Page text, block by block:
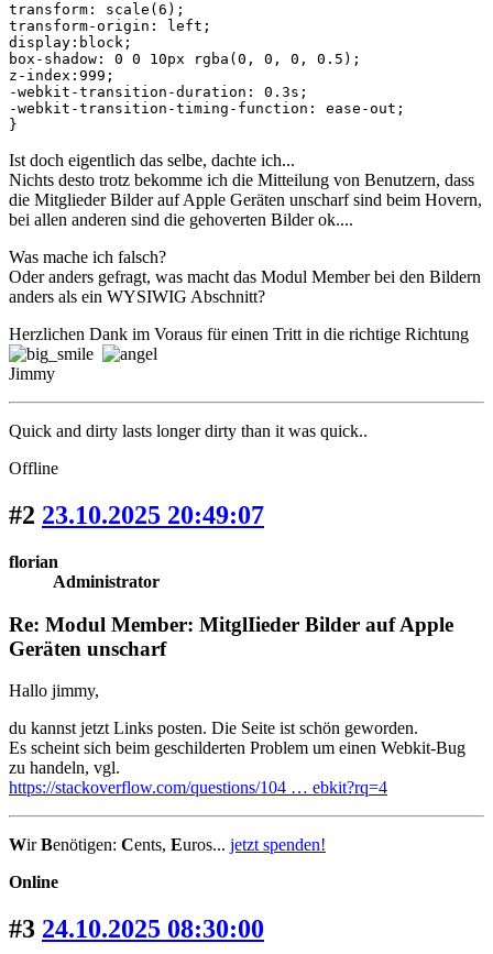
transform: scale(6);
transform-origin: left;
display:block;
box-shadow: 0 0 10px rgba(0, 0, 0, 0.5);
z-index:999;
-webkit-transition-duration: 0.3s;
-webkit-transition-timing-function: ease-out;
}
Ist doch eigentlich das selbe, dachte ich...
Nichts desto trotz bekomme ich die Mitteilung von Benutzern, dass
die Mitglieder Bilder auf Apple Geräten unscharf sind beim Hovern,
bei allen anderen sind die gehoverten Bilder ok....
Was mache ich falsch?
Oder anders gefragt, was macht das Modul Member bei den Bildern
anders als ein WYSIWIG Abschnitt?
Herzlichen Dank im Voraus für einen Tritt in die richtige Richtung
Jimmy
Quick and dirty lasts longer dirty than it was quick..
Offline
#2 23.10.2025 20:49:07
florian
Administrator
Re: Modul Member: MitglIieder Bilder auf Apple
Geräten unscharf
Hallo jimmy,
du kannst jetzt Links posten. Die Seite ist schön geworden.
Es scheint sich beim geschilderten Problem um einen Webkit-Bug
zu handeln, vgl.
https://stackoverflow.com/questions/104 … ebkit?rq=4
WirBenötigen: Cents, Euros... jetzt spenden!
Online
#3 24.10.2025 08:30:00